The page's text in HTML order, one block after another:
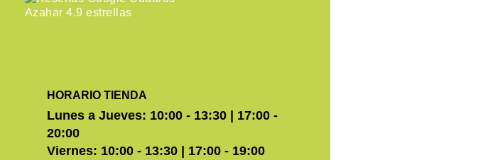
HORARIO TIENDA
Lunes a Jueves: 10:00 - 13:30 | 17:00 -
20:00
Viernes: 10:00 - 13:30 | 17:00 - 19:00